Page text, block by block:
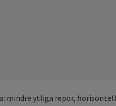
mindre ytliga repor,